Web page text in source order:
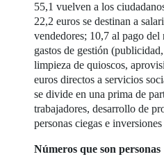
55,1 vuelven a los
22,2 euros se destinan a
vendedores; 10,7 al pago
gastos de gestión
limpieza de quioscos,
euros directos a servicios
se divide en una prima de
trabajadores, desarrollo de
personas ciegas e
Números que son personas